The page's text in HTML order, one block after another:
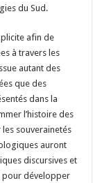
du Sud.
afin de
à travers les
autant des
que des
dans la
l’histoire des
souverainetés
auront
discursives et
pour développer